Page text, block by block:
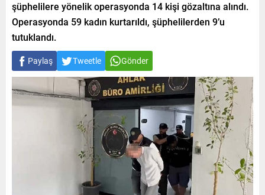
şüphelilere yönelik operasyonda 14 kişi gözaltına alındı.
Operasyonda 59 kadın kurtarıldı, şüphelilerden 9’u
tutuklandı.
Paylaş Tweetle Gönder